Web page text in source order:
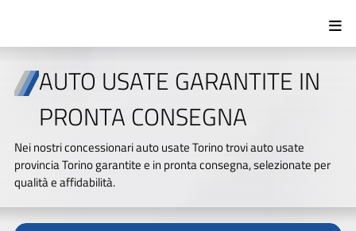
AUTO USATE GARANTITE IN
PRONTA CONSEGNA
Nei nostri concessionari auto usate Torino trovi auto usate
provincia Torino garantite e in pronta consegna, selezionate per
qualità e affidabilità.
Tutto Nuovo/KM0 Usato
Marca